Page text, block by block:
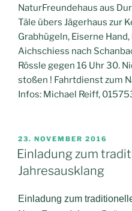
NaturFreundehaus aus
Täle übers Jägerhaus zur
Grabhügeln, Eiserne
Aichschiess nach
Rössle gegen 16 Uhr 30.
stoßen ! Fahrtdienst zum
Infos: Michael Reiff,
VERÖFFENTLICHT
AM
23. NOVEMBER 2016
Einladung zum
Jahresausklang
Einladung zum